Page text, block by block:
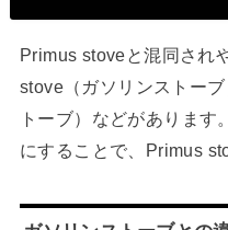
Primus stoveと混同され
stove（ガソリンストー
トーブ）などがありま
にすることで、Primus